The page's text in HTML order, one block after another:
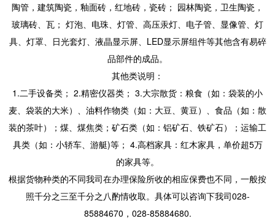
陶管，建筑陶瓷，釉面砖，红地砖，瓷砖； 园林陶瓷，卫生陶瓷，
玻璃砖、瓦； 灯泡、电珠、灯管、高压汞灯、电子管、显像管、灯
具、灯罩、日光套灯、液晶显示屏、LED显示屏组件等其他含有易碎
品部件的成品。
其他类说明：
1.二手设备类； 2.精密仪器类； 3.大宗散货：粮食（如：袋装的小
麦、袋装的大米）、油料作物类（如：大豆、黄豆）、食品（如：散
装的茶叶）；煤、煤焦类；矿石类（如：铝矿石、铁矿石）；运输工
具类（如：小轿车、游艇)等； 4.高档家具：红木家具，单价超5万
的家具等。
根据货物种类的不同我司在办理保险所收的相应保费也不同，一般按
照千分之三至千分之八酌情收取。具体可以咨询下我司028-
85884670，028-85884680.